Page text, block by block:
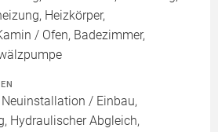
Heizkörper,
/ Ofen, Badezimmer,
/ Einbau,
Hydraulischer Abgleich,